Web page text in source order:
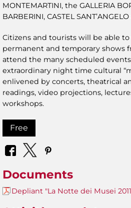
MONTEMARTINI, the GALLERIA
BARBERINI, CASTEL
Citizens and tourists will be able
permanent and temporary shows
attend the many scheduled
extraordinary night time cultural
enlivened by concerts, theatrical
readings, video projections,
workshops.
Free
Documents
Depliant "La Notte dei Musei